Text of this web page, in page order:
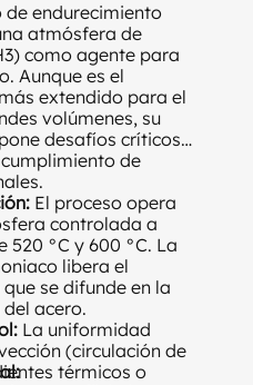
endurecimiento
atmósfera de
como agente para
Aunque es el
extendido para el
volúmenes, su
desafíos críticos
de
El proceso opera
controlada a
°C y 600 °C. La
libera el
se difunde en la
acero.
La uniformidad
(circulación de
térmicos o